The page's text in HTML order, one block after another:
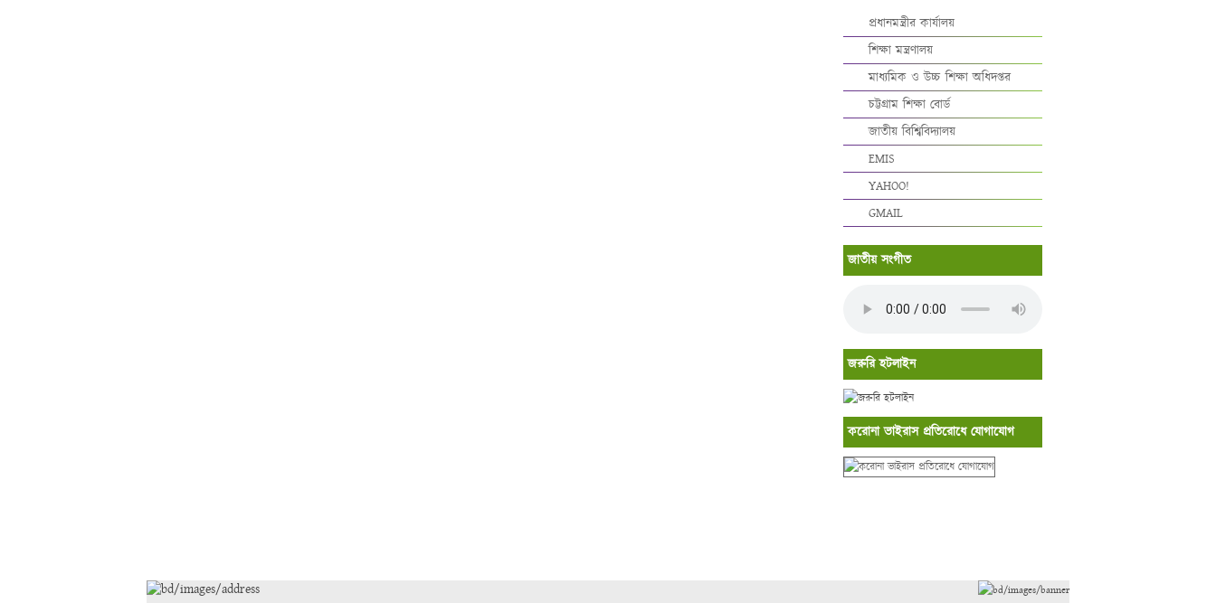
প্রধানমন্ত্রীর কার্যালয়
শিক্ষা মন্ত্রণালয়
মাধ্যমিক ও উচ্চ শিক্ষা অধিদপ্তর
চট্টগ্রাম শিক্ষা বোর্ড
জাতীয় বিশ্বিবিদ্যালয়
EMIS
YAHOO!
GMAIL
জাতীয় সংগীত
জরুরি হটলাইন
করোনা ভাইরাস প্রতিরোধে যোগাযোগ